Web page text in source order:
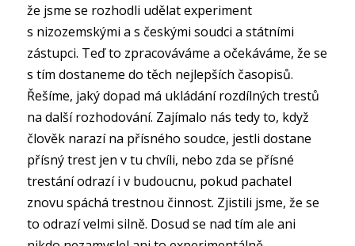
že jsme se rozhodli udělat experiment
s nizozemskými a s českými soudci a státními
zástupci. Teď to zpracováváme a očekáváme, že se
s tím dostaneme do těch nejlepších časopisů.
Řešíme, jaký dopad má ukládání rozdílných trestů
na další rozhodování. Zajímalo nás tedy to, když
člověk narazí na přísného soudce, jestli dostane
přísný trest jen v tu chvíli, nebo zda se přísné
trestání odrazí i v budoucnu, pokud pachatel
znovu spáchá trestnou činnost. Zjistili jsme, že se
to odrazí velmi silně. Dosud se nad tím ale ani